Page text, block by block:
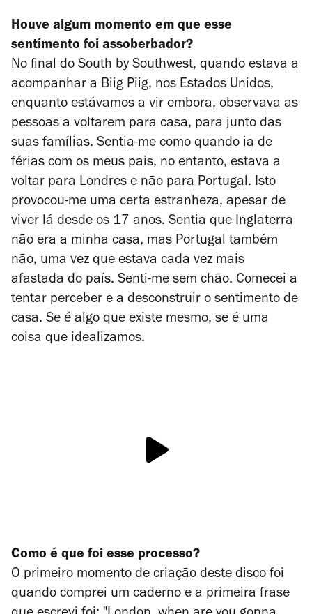
Houve algum momento em que esse
sentimento foi assoberbador?
No final do South by Southwest, quando estava a
acompanhar a Biig Piig, nos Estados Unidos,
enquanto estávamos a vir embora, observava as
pessoas a voltarem para casa, para junto das
suas famílias. Sentia-me como quando ia de
férias com os meus pais, no entanto, estava a
voltar para Londres e não para Portugal. Isto
provocou-me uma certa estranheza, apesar de
viver lá desde os 17 anos. Sentia que Inglaterra
não era a minha casa, mas Portugal também
não, uma vez que estava cada vez mais
afastada do país. Senti-me sem chão. Comecei a
tentar perceber e a desconstruir o sentimento de
casa. Se é algo que existe mesmo, se é uma
coisa que idealizamos.
Como é que foi esse processo?
O primeiro momento de criação deste disco foi
quando comprei um caderno e a primeira frase